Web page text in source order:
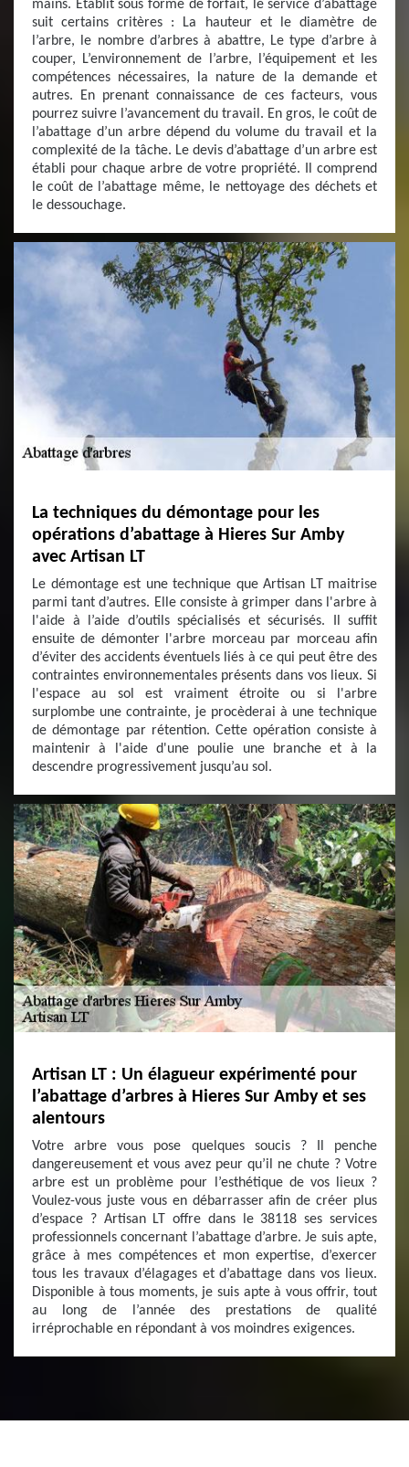
mains. Etablit sous forme de forfait, le service d’abattage
suit certains critères : La hauteur et le diamètre de
l’arbre, le nombre d’arbres à abattre, Le type d’arbre à
couper, L’environnement de l’arbre, l’équipement et les
compétences nécessaires, la nature de la demande et
autres. En prenant connaissance de ces facteurs, vous
pourrez suivre l’avancement du travail. En gros, le coût de
l’abattage d’un arbre dépend du volume du travail et la
complexité de la tâche. Le devis d’abattage d’un arbre est
établi pour chaque arbre de votre propriété. Il comprend
le coût de l’abattage même, le nettoyage des déchets et
le dessouchage.
La techniques du démontage pour les
opérations d’abattage à Hieres Sur Amby
avec Artisan LT
Le démontage est une technique que Artisan LT maitrise
parmi tant d’autres. Elle consiste à grimper dans l'arbre à
l'aide à l’aide d’outils spécialisés et sécurisés. Il suffit
ensuite de démonter l'arbre morceau par morceau afin
d’éviter des accidents éventuels liés à ce qui peut être des
contraintes environnementales présents dans vos lieux. Si
l'espace au sol est vraiment étroite ou si l'arbre
surplombe une contrainte, je procèderai à une technique
de démontage par rétention. Cette opération consiste à
maintenir à l'aide d'une poulie une branche et à la
descendre progressivement jusqu’au sol.
Artisan LT : Un élagueur expérimenté pour
l’abattage d’arbres à Hieres Sur Amby et ses
alentours
Votre arbre vous pose quelques soucis ? Il penche
dangereusement et vous avez peur qu’il ne chute ? Votre
arbre est un problème pour l’esthétique de vos lieux ?
Voulez-vous juste vous en débarrasser afin de créer plus
d’espace ? Artisan LT offre dans le 38118 ses services
professionnels concernant l’abattage d’arbre. Je suis apte,
grâce à mes compétences et mon expertise, d’exercer
tous les travaux d’élagages et d’abattage dans vos lieux.
Disponible à tous moments, je suis apte à vous offrir, tout
au long de l’année des prestations de qualité
irréprochable en répondant à vos moindres exigences.